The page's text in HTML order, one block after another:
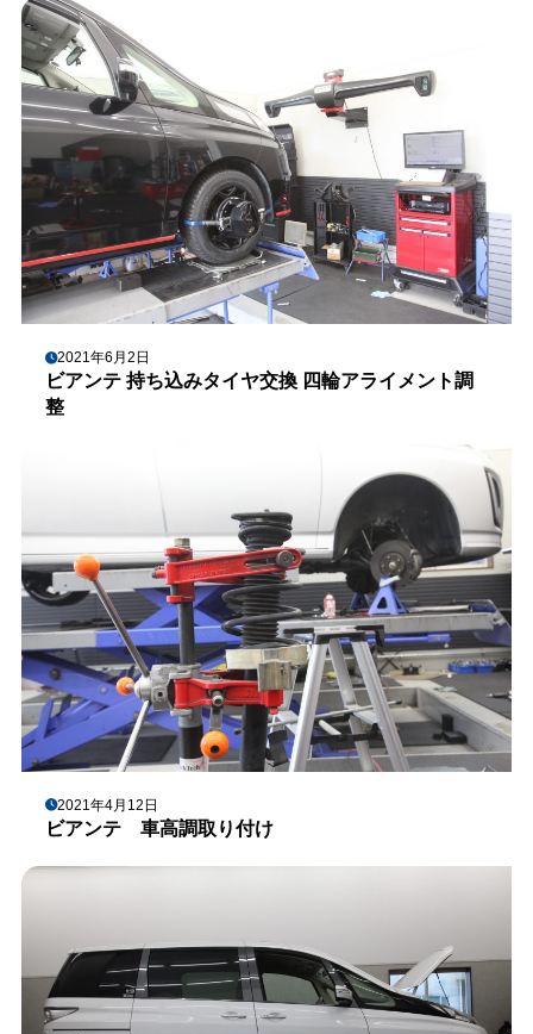
2021年6月2日
ビアンテ 持ち込みタイヤ交換 四輪アライメント調
整
2021年4月12日
ビアンテ 車高調取り付け